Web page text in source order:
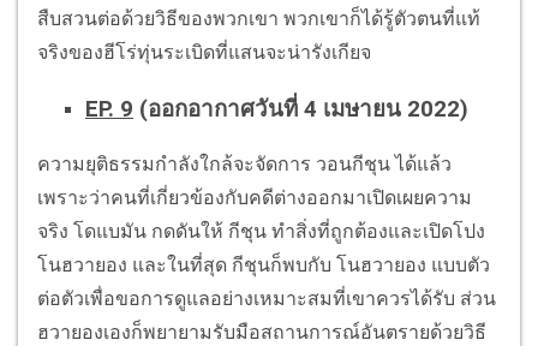
สืบสวนต่อด้วยวิธีของพวกเขา พวกเขาก็ได้รู้ตัวตนที่แท้
จริงของฮีโร่ทุ่นระเบิดที่แสนจะน่ารังเกียจ
EP. 9 (ออกอากาศวันที่ 4 เมษายน 2022)
ความยุติธรรมกำลังใกล้จะจัดการ วอนกีชุน ได้แล้ว
เพราะว่าคนที่เกี่ยวข้องกับคดีต่างออกมาเปิดเผยความ
จริง โดแบมัน กดดันให้ กีชุน ทำสิ่งที่ถูกต้องและเปิดโปง
โนฮวายอง และในที่สุด กีชุนก็พบกับ โนฮวายอง แบบตัว
ต่อตัวเพื่อขอการดูแลอย่างเหมาะสมที่เขาควรได้รับ ส่วน
ฮวายองเองก็พยายามรับมือสถานการณ์อันตรายด้วยวิธี